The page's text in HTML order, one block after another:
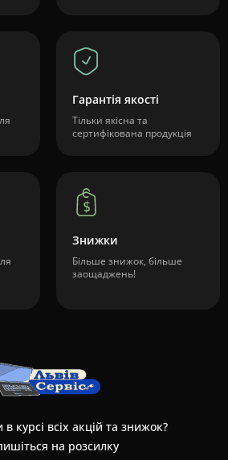
Гарантія якості
Тільки якісна та
сертифікована продукція
Знижки
Більше знижок, більше
заощаджень!
курсі всіх акцій та знижок?
на розсилку